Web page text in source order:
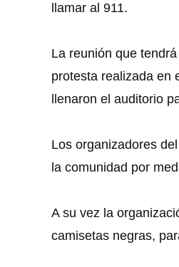
llamar al 911.
La reunión que
protesta realizada en
llenaron el auditorio
Los organizadores
la comunidad por
A su vez la
camisetas negras,